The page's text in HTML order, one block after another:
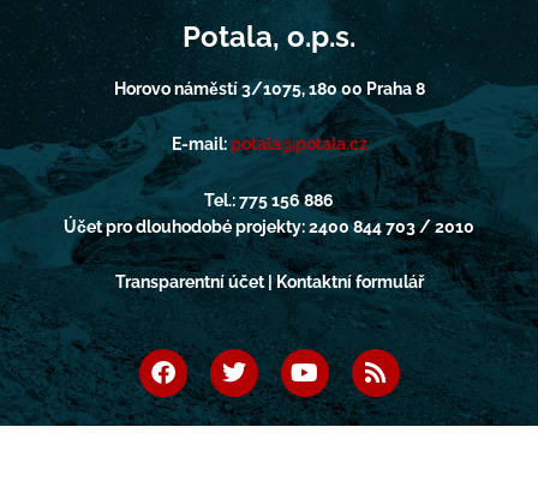
Potala, o.p.s.
Horovo náměstí 3/1075, 180 00 Praha 8
E-mail:potala@potala.cz
Tel.: 775 156 886
Účet pro dlouhodobé projekty: 2400 844 703 / 2010
Transparentní účet | Kontaktní formulář
F
a
c
e
T
w
i
t
Y
o
u
t
R
s
s